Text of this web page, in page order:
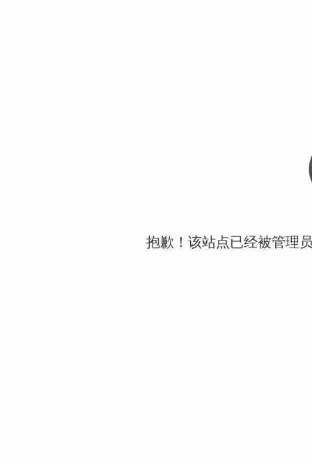
抱歉！该站点已经被管理